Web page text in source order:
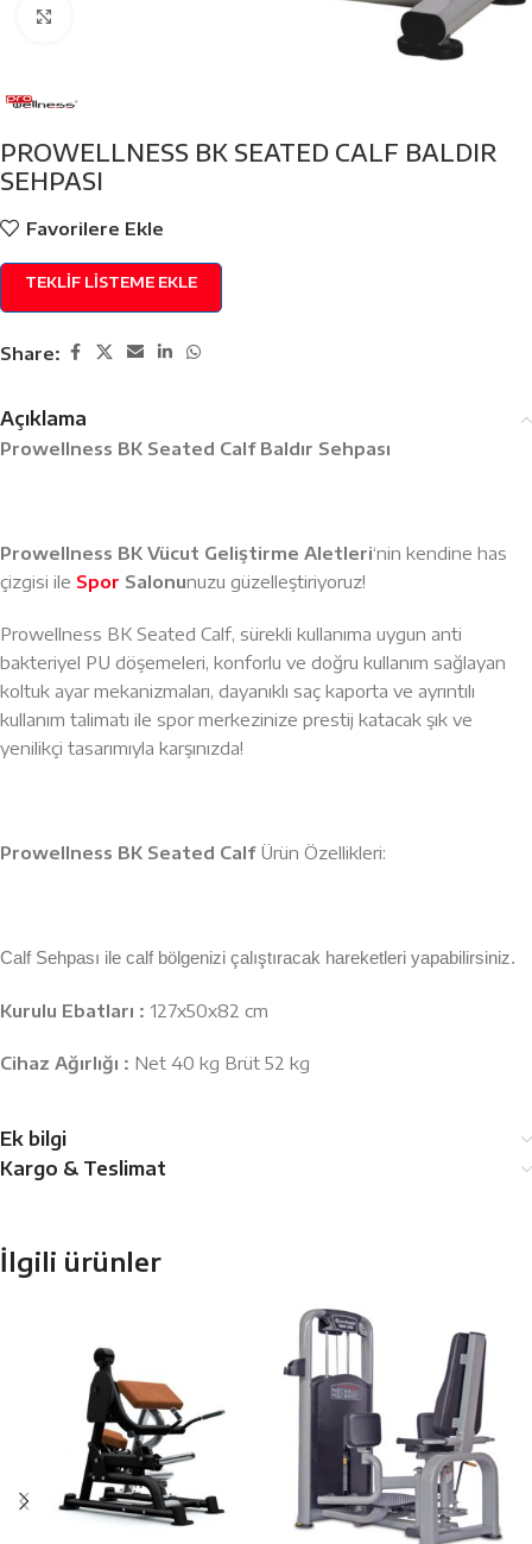
PROWELLNESS BK SEATED CALF BALDIR
SEHPASI
Favorilere Ekle
TEKLIF LISTEME EKLE
Share:
Açıklama
Prowellness BK Seated Calf Baldır Sehpası
Prowellness BK Vücut Geliştirme Aletleri‘nin kendine has
çizgisi ile Spor Salonunuzu güzelleştiriyoruz!
Prowellness BK Seated Calf, sürekli kullanıma uygun anti
bakteriyel PU döşemeleri, konforlu ve doğru kullanım sağlayan
koltuk ayar mekanizmaları, dayanıklı saç kaporta ve ayrıntılı
kullanım talimatı ile spor merkezinize prestij katacak şık ve
yenilikçi tasarımıyla karşınızda!
Prowellness BK Seated Calf Ürün Özellikleri:
Calf Sehpası ile calf bölgenizi çalıştıracak hareketleri yapabilirsiniz.
Kurulu Ebatları : 127x50x82 cm
Cihaz Ağırlığı : Net 40 kg Brüt 52 kg
Ek bilgi
Kargo & Teslimat
İlgili ürünler